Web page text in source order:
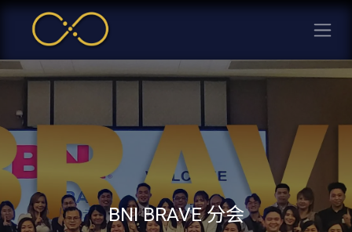
BNI BRAVE 分会​